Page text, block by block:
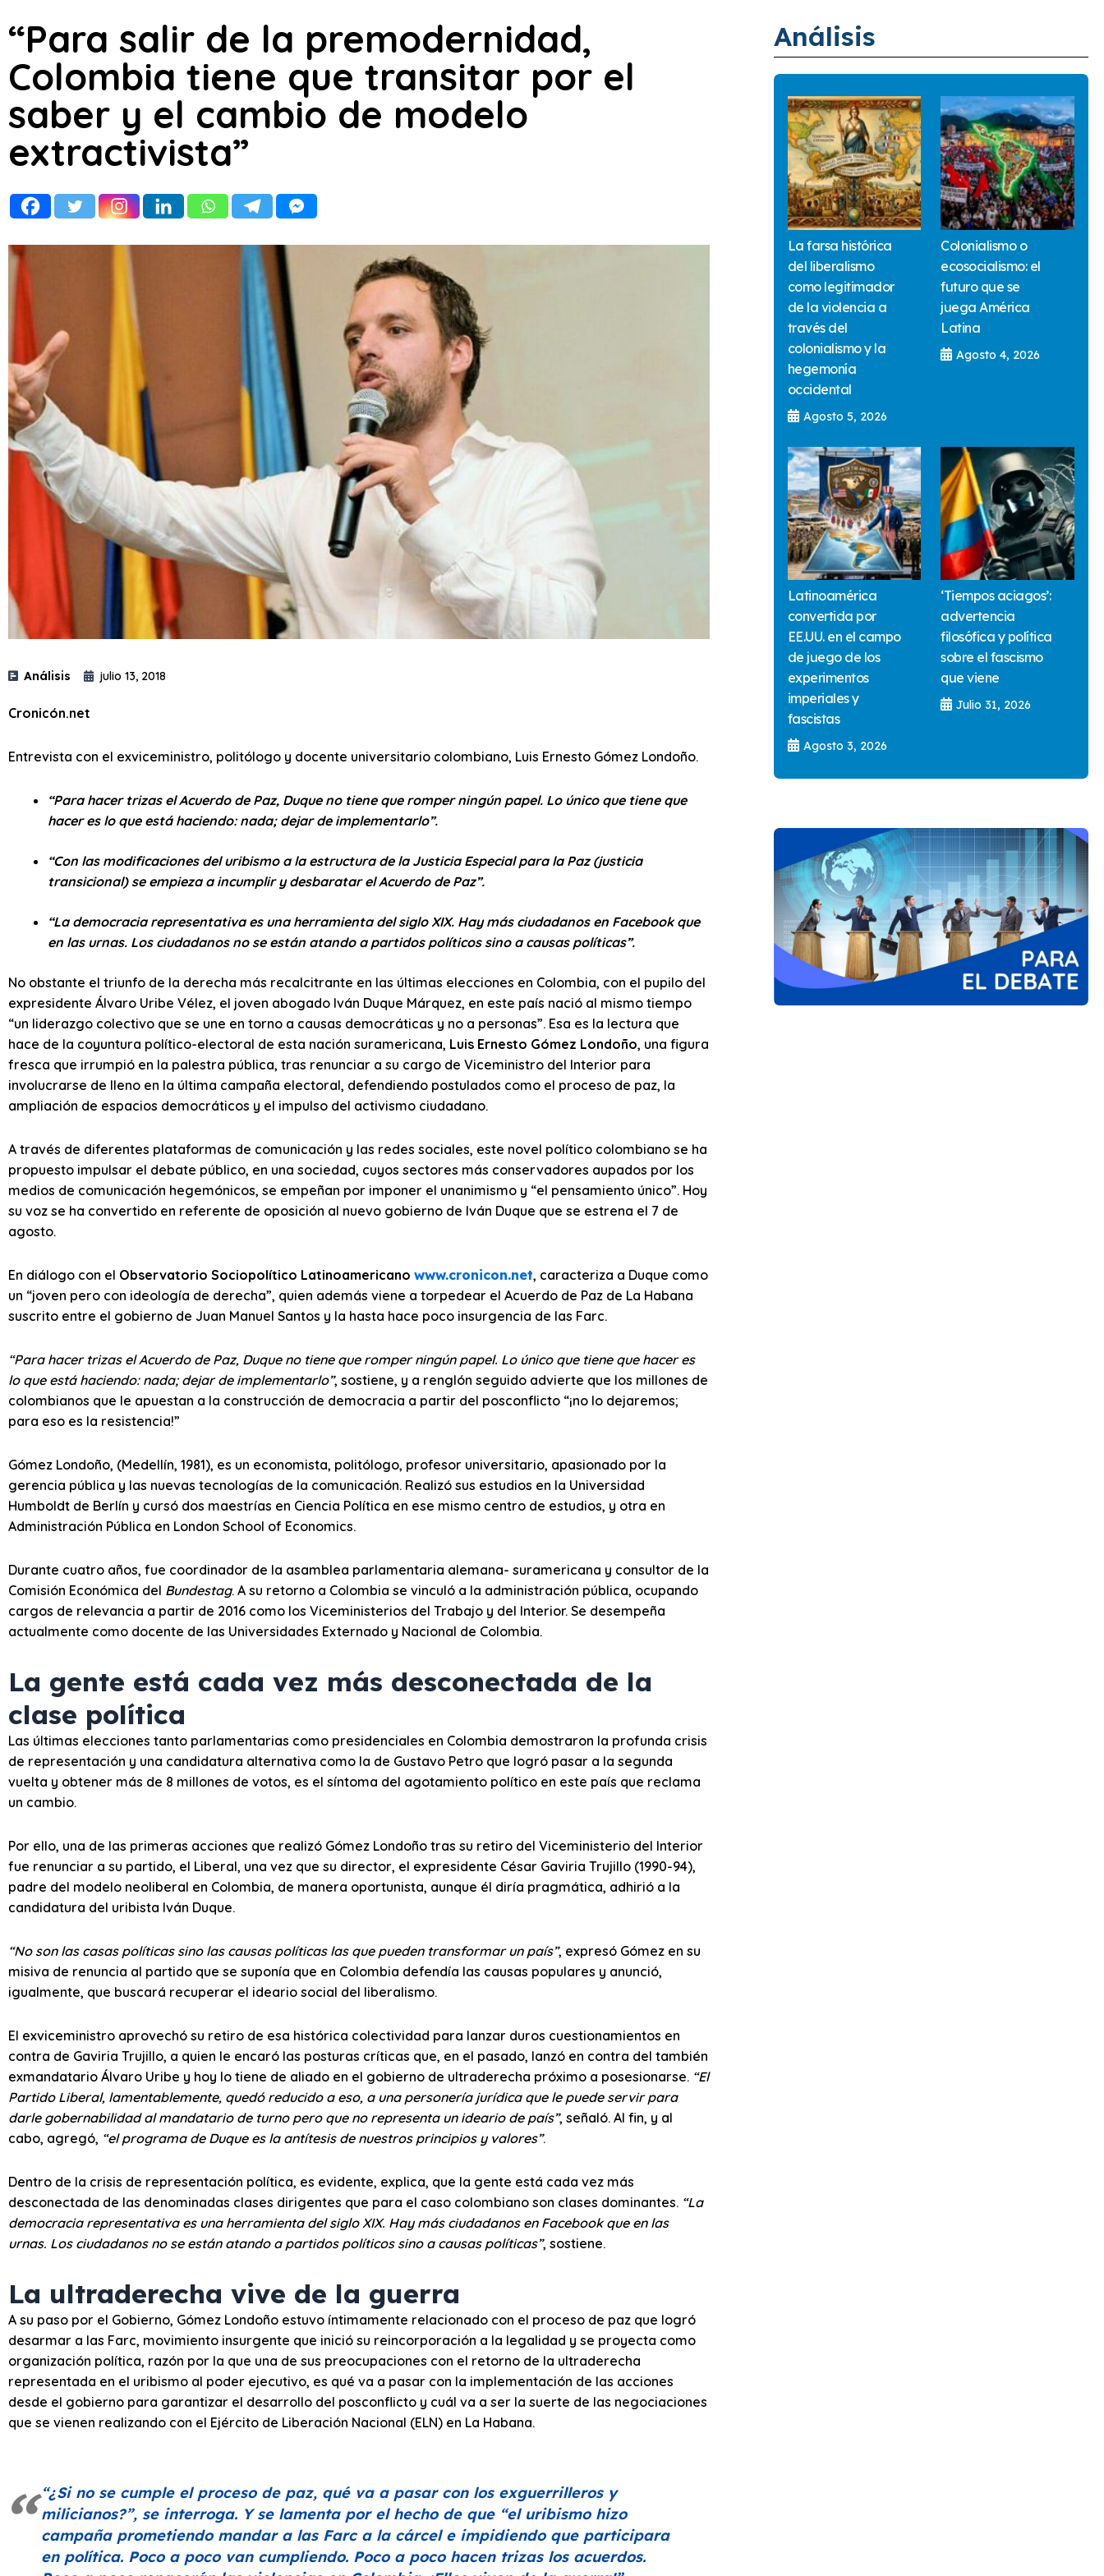
“Para salir de la premodernidad,
Colombia tiene que transitar por el
saber y el cambio de modelo
extractivista”
Análisis julio 13, 2018
Cronicón.net
Entrevista con el exviceministro, politólogo y docente universitario colombiano, Luis Ernesto Gómez Londoño.
“Para hacer trizas el Acuerdo de Paz, Duque no tiene que romper ningún papel. Lo único que tiene que
hacer es lo que está haciendo: nada; dejar de implementarlo”.
“Con las modificaciones del uribismo a la estructura de la Justicia Especial para la Paz (justicia
transicional) se empieza a incumplir y desbaratar el Acuerdo de Paz”.
“La democracia representativa es una herramienta del siglo XIX. Hay más ciudadanos en Facebook que
en las urnas. Los ciudadanos no se están atando a partidos políticos sino a causas políticas”.
No obstante el triunfo de la derecha más recalcitrante en las últimas elecciones en Colombia, con el pupilo del
expresidente Álvaro Uribe Vélez, el joven abogado Iván Duque Márquez, en este país nació al mismo tiempo
“un liderazgo colectivo que se une en torno a causas democráticas y no a personas”. Esa es la lectura que
hace de la coyuntura político-electoral de esta nación suramericana, Luis Ernesto Gómez Londoño, una figura
fresca que irrumpió en la palestra pública, tras renunciar a su cargo de Viceministro del Interior para
involucrarse de lleno en la última campaña electoral, defendiendo postulados como el proceso de paz, la
ampliación de espacios democráticos y el impulso del activismo ciudadano.
A través de diferentes plataformas de comunicación y las redes sociales, este novel político colombiano se ha
propuesto impulsar el debate público, en una sociedad, cuyos sectores más conservadores aupados por los
medios de comunicación hegemónicos, se empeñan por imponer el unanimismo y “el pensamiento único”. Hoy
su voz se ha convertido en referente de oposición al nuevo gobierno de Iván Duque que se estrena el 7 de
agosto.
En diálogo con el Observatorio Sociopolítico Latinoamericano www.cronicon.net, caracteriza a Duque como
un “joven pero con ideología de derecha”, quien además viene a torpedear el Acuerdo de Paz de La Habana
suscrito entre el gobierno de Juan Manuel Santos y la hasta hace poco insurgencia de las Farc.
“Para hacer trizas el Acuerdo de Paz, Duque no tiene que romper ningún papel. Lo único que tiene que hacer es
lo que está haciendo: nada; dejar de implementarlo”, sostiene, y a renglón seguido advierte que los millones de
colombianos que le apuestan a la construcción de democracia a partir del posconflicto “¡no lo dejaremos;
para eso es la resistencia!”
Gómez Londoño, (Medellín, 1981), es un economista, politólogo, profesor universitario, apasionado por la
gerencia pública y las nuevas tecnologías de la comunicación. Realizó sus estudios en la Universidad
Humboldt de Berlín y cursó dos maestrías en Ciencia Política en ese mismo centro de estudios, y otra en
Administración Pública en London School of Economics.
Durante cuatro años, fue coordinador de la asamblea parlamentaria alemana- suramericana y consultor de la
Comisión Económica del Bundestag. A su retorno a Colombia se vinculó a la administración pública, ocupando
cargos de relevancia a partir de 2016 como los Viceministerios del Trabajo y del Interior. Se desempeña
actualmente como docente de las Universidades Externado y Nacional de Colombia.
La gente está cada vez más desconectada de la
clase política
Las últimas elecciones tanto parlamentarias como presidenciales en Colombia demostraron la profunda crisis
de representación y una candidatura alternativa como la de Gustavo Petro que logró pasar a la segunda
vuelta y obtener más de 8 millones de votos, es el síntoma del agotamiento político en este país que reclama
un cambio.
Por ello, una de las primeras acciones que realizó Gómez Londoño tras su retiro del Viceministerio del Interior
fue renunciar a su partido, el Liberal, una vez que su director, el expresidente César Gaviria Trujillo (1990-94),
padre del modelo neoliberal en Colombia, de manera oportunista, aunque él diría pragmática, adhirió a la
candidatura del uribista Iván Duque.
“No son las casas políticas sino las causas políticas las que pueden transformar un país”, expresó Gómez en su
misiva de renuncia al partido que se suponía que en Colombia defendía las causas populares y anunció,
igualmente, que buscará recuperar el ideario social del liberalismo.
El exviceministro aprovechó su retiro de esa histórica colectividad para lanzar duros cuestionamientos en
contra de Gaviria Trujillo, a quien le encaró las posturas críticas que, en el pasado, lanzó en contra del también
exmandatario Álvaro Uribe y hoy lo tiene de aliado en el gobierno de ultraderecha próximo a posesionarse. “El
Partido Liberal, lamentablemente, quedó reducido a eso, a una personería jurídica que le puede servir para
darle gobernabilidad al mandatario de turno pero que no representa un ideario de país”, señaló. Al fin, y al
cabo, agregó, “el programa de Duque es la antítesis de nuestros principios y valores”.
Dentro de la crisis de representación política, es evidente, explica, que la gente está cada vez más
desconectada de las denominadas clases dirigentes que para el caso colombiano son clases dominantes. “La
democracia representativa es una herramienta del siglo XIX. Hay más ciudadanos en Facebook que en las
urnas. Los ciudadanos no se están atando a partidos políticos sino a causas políticas”, sostiene.
La ultraderecha vive de la guerra
A su paso por el Gobierno, Gómez Londoño estuvo íntimamente relacionado con el proceso de paz que logró
desarmar a las Farc, movimiento insurgente que inició su reincorporación a la legalidad y se proyecta como
organización política, razón por la que una de sus preocupaciones con el retorno de la ultraderecha
representada en el uribismo al poder ejecutivo, es qué va a pasar con la implementación de las acciones
desde el gobierno para garantizar el desarrollo del posconflicto y cuál va a ser la suerte de las negociaciones
que se vienen realizando con el Ejército de Liberación Nacional (ELN) en La Habana.
“¿Si no se cumple el proceso de paz, qué va a pasar con los exguerrilleros y
milicianos?”, se interroga. Y se lamenta por el hecho de que “el uribismo hizo
campaña prometiendo mandar a las Farc a la cárcel e impidiendo que participara
en política. Poco a poco van cumpliendo. Poco a poco hacen trizas los acuerdos.
Análisis
La farsa histórica
del liberalismo
como legitimador
de la violencia a
través del
colonialismo y la
hegemonía
occidental
Agosto 5, 2026
Colonialismo o
ecosocialismo: el
futuro que se
juega América
Latina
Agosto 4, 2026
Latinoamérica
convertida por
EE.UU. en el campo
de juego de los
experimentos
imperiales y
fascistas
Agosto 3, 2026
‘Tiempos aciagos’:
advertencia
filosófica y política
sobre el fascismo
que viene
Julio 31, 2026